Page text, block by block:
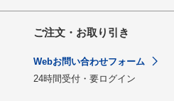
ご注文・お取り引き
Webお問い合わせフォーム
24時間受付・要ログイン